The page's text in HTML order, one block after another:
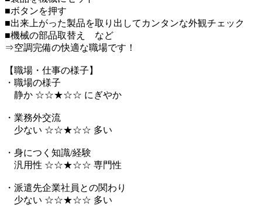
■ボタンを押す
■出来上がった製品を取り出してカンタンな外観チェック
■機械の部品取替え など
⇒空調完備の快適な職場です！
【職場・仕事の様子】
・職場の様子
静か ☆☆★☆☆ にぎやか
・業務外交流
少ない ☆☆★☆☆ 多い
・身につく知識/経験
汎用性 ☆☆★☆☆ 専門性
・派遣先企業社員との関わり
少ない ☆☆★☆☆ 多い